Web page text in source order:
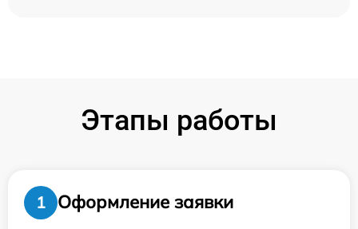
Этапы работы
1
Оформление заявки